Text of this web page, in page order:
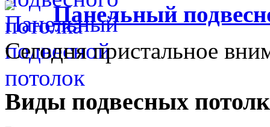
Панельный
Сегодня пристальное
Виды подвесных